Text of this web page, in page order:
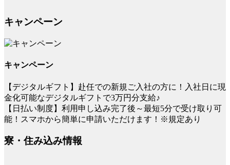
キャンペーン
キャンペーン
【デジタルギフト】赴任での新規ご入社の方に！入社日に現
金化可能なデジタルギフトで3万円分支給♪
【日払い制度】利用申し込み完了後～最短5分で受け取り可
能！スマホから簡単に申請いただけます！※規定あり
寮・住み込み情報